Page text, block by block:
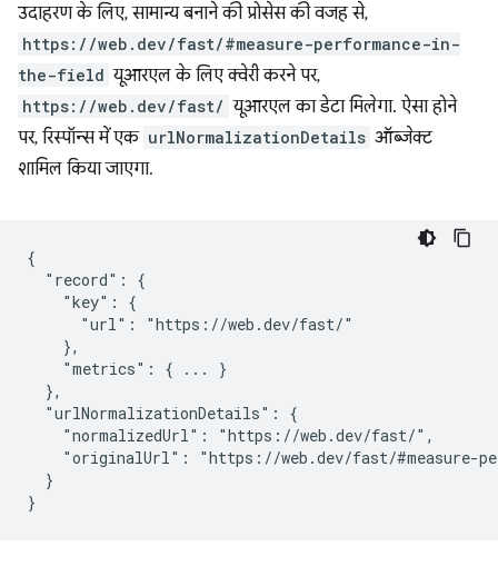
उदाहरण के लिए, सामान्य बनाने की प्रोसेस की वजह से,
https://web.dev/fast/#measure-performance-in-
the-field यूआरएल के लिए क्वेरी करने पर,
https://web.dev/fast/ यूआरएल का डेटा मिलेगा. ऐसा होने
पर, रिस्पॉन्स में एक urlNormalizationDetails ऑब्जेक्ट
शामिल किया जाएगा.
{
  "record": {
    "key": {
      "url": "https://web.dev/fast/"
    },
    "metrics": { ... }
  },
  "urlNormalizationDetails": {
    "normalizedUrl": "https://web.dev/fast/",
"originalUrl": "https://web.dev/fast/#measure-
  }